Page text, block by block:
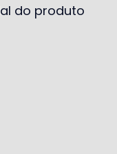
do produto